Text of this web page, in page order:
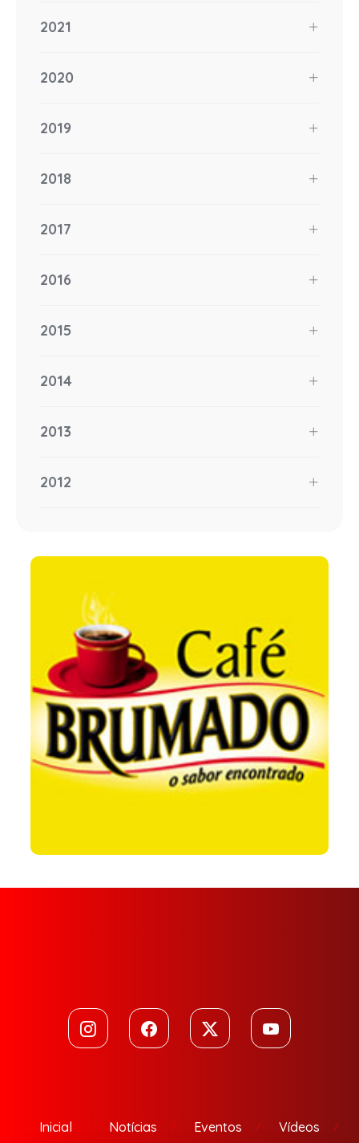
2021
2020
2019
2018
2017
2016
2015
2014
2013
2012
Inicial Notícias Eventos Vídeos